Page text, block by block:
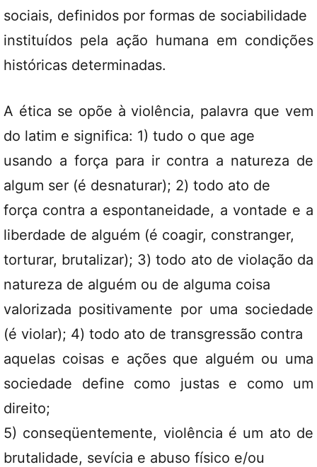
sociais, definidos por formas de sociabilidade
instituídos pela ação humana em condições
históricas determinadas.
A ética se opõe à violência, palavra que vem
do latim e significa: 1) tudo o que age
usando a força para ir contra a natureza de
algum ser (é desnaturar); 2) todo ato de
força contra a espontaneidade, a vontade e a
liberdade de alguém (é coagir, constranger,
torturar, brutalizar); 3) todo ato de violação da
natureza de alguém ou de alguma coisa
valorizada positivamente por uma sociedade
(é violar); 4) todo ato de transgressão contra
aquelas coisas e ações que alguém ou uma
sociedade define como justas e como um
direito;
5) conseqüentemente, violência é um ato de
brutalidade, sevícia e abuso físico e/ou